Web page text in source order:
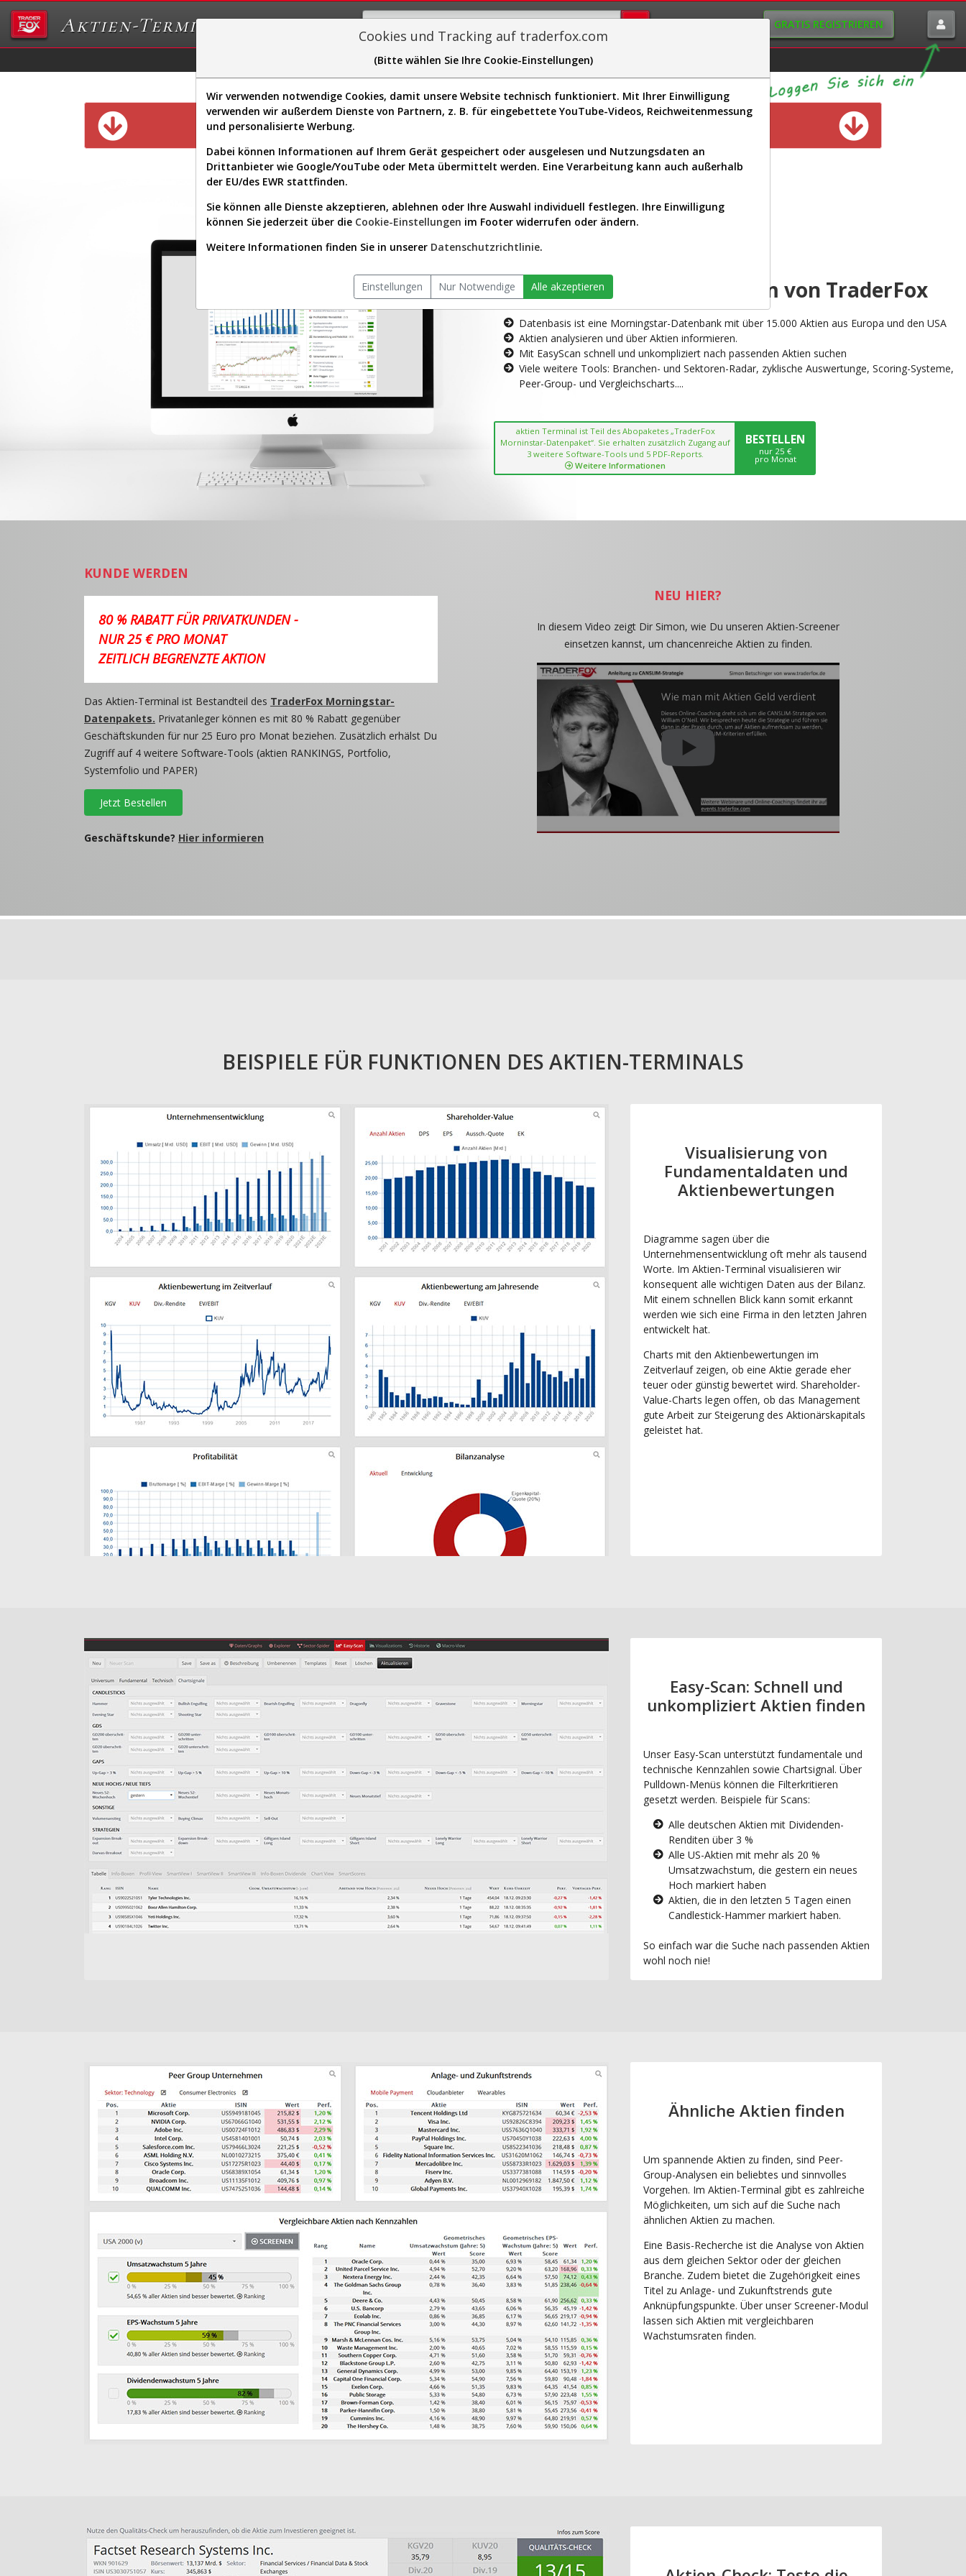
Aktien-Terminal GRATIS REGISTRIEREN
Sector-Spider Easy-Scan Visualizations
Diese Funktion ist nur für Premium-Kunden verfügbar
AKTIEN-TERMINAL
Die Aktienanalyse-Plattform von TraderFox
Datenbasis ist eine Morningstar-Datenbank mit über 15.000 Aktien aus Europa und den USA
Aktien analysieren und über Aktien informieren.
Mit EasyScan schnell und unkompliziert nach passenden Aktien suchen
Viele weitere Tools: Branchen- und Sektoren-Radar, zyklische Auswertunge, Scoring-Systeme,
Peer-Group- und Vergleichscharts....
aktien Terminal ist Teil des Abopaketes „TraderFox
Morninstar-Datenpaket“. Sie erhalten zusätzlich Zugang auf
3 weitere Software-Tools und 5 PDF-Reports.
Weitere Informationen
BESTELLEN
nur 25 €
pro Monat
KUNDE WERDEN
80 % RABATT FÜR PRIVATKUNDEN -
NUR 25 € PRO MONAT
ZEITLICH BEGRENZTE AKTION
Das Aktien-Terminal ist Bestandteil des TraderFox Morningstar-
Datenpakets. Privatanleger können es mit 80 % Rabatt gegenüber
Geschäftskunden für nur 25 Euro pro Monat beziehen. Zusätzlich erhälst Du
Zugriff auf 4 weitere Software-Tools (aktien RANKINGS, Portfolio,
Systemfolio und PAPER)
Jetzt Bestellen
Geschäftskunde? Hier informieren
NEU HIER?
In diesem Video zeigt Dir Simon, wie Du unseren Aktien-Screener
einsetzen kannst, um chancenreiche Aktien zu finden.
BEISPIELE FÜR FUNKTIONEN DES AKTIEN-TERMINALS
Visualisierung von
Fundamentaldaten und
Aktienbewertungen
Diagramme sagen über die
Unternehmensentwicklung oft mehr als tausend
Worte. Im Aktien-Terminal visualisieren wir
konsequent alle wichtigen Daten aus der Bilanz.
Mit einem schnellen Blick kann somit erkannt
werden wie sich eine Firma in den letzten Jahren
entwickelt hat.
Charts mit den Aktienbewertungen im
Zeitverlauf zeigen, ob eine Aktie gerade eher
teuer oder günstig bewertet wird. Shareholder-
Value-Charts legen offen, ob das Management
gute Arbeit zur Steigerung des Aktionärskapitals
geleistet hat.
Easy-Scan: Schnell und
unkompliziert Aktien finden
Unser Easy-Scan unterstützt fundamentale und
technische Kennzahlen sowie Chartsignal. Über
Pulldown-Menüs können die Filterkritieren
gesetzt werden. Beispiele für Scans:
Alle deutschen Aktien mit Dividenden-
Renditen über 3 %
Alle US-Aktien mit mehr als 20 %
Umsatzwachstum, die gestern ein neues
Hoch markiert haben
Aktien, die in den letzten 5 Tagen einen
Candlestick-Hammer markiert haben.
So einfach war die Suche nach passenden Aktien
wohl noch nie!
Ähnliche Aktien finden
Um spannende Aktien zu finden, sind Peer-
Group-Analysen ein beliebtes und sinnvolles
Vorgehen. Im Aktien-Terminal gibt es zahlreiche
Möglichkeiten, um sich auf die Suche nach
ähnlichen Aktien zu machen.
Eine Basis-Recherche ist die Analyse von Aktien
aus dem gleichen Sektor oder der gleichen
Branche. Zudem bietet die Zugehörigkeit eines
Titel zu Anlage- und Zukunftstrends gute
Anknüpfungspunkte. Über unser Screener-Modul
lassen sich Aktien mit vergleichbaren
Wachstumsraten finden.
Cookies und Tracking auf traderfox.com
(Bitte wählen Sie Ihre Cookie-Einstellungen)
Wir verwenden notwendige Cookies, damit unsere Website technisch funktioniert. Mit Ihrer Einwilligung
verwenden wir außerdem Dienste von Partnern, z. B. für eingebettete YouTube-Videos, Reichweitenmessung
und personalisierte Werbung.
Dabei können Informationen auf Ihrem Gerät gespeichert oder ausgelesen und Nutzungsdaten an
Drittanbieter wie Google/YouTube oder Meta übermittelt werden. Eine Verarbeitung kann auch außerhalb
der EU/des EWR stattfinden.
Sie können alle Dienste akzeptieren, ablehnen oder Ihre Auswahl individuell festlegen. Ihre Einwilligung
können Sie jederzeit über die Cookie-Einstellungen im Footer widerrufen oder ändern.
Weitere Informationen finden Sie in unserer Datenschutzrichtlinie.
Einstellungen Nur Notwendige Alle akzeptieren